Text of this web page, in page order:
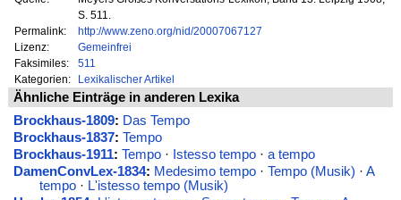
S. 511.
Permalink:
http://www.zeno.org/nid/20007067127
Lizenz:
Gemeinfrei
Faksimiles:
511
Kategorien:
Lexikalischer Artikel
Ähnliche Einträge in anderen Lexika
Brockhaus-1809: Das Tempo
Brockhaus-1837: Tempo
Brockhaus-1911: Tempo· Istesso tempo· a tempo
DamenConvLex-1834: Medesimo tempo· Tempo (Musik) · A
tempo· L'istesso tempo (Musik)